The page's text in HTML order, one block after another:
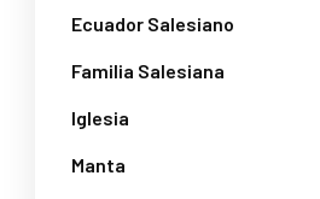
Ecuador Salesiano
Familia Salesiana
Iglesia
Manta